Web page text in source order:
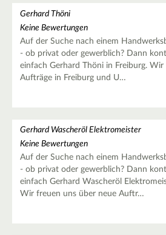
Gerhard Thöni
Keine Bewertungen
Auf der Suche nach einem
- ob privat oder gewerblich? Dann
einfach Gerhard Thöni in Freiburg.
Aufträge in Freiburg und U…
Gerhard Wascheröl Elektromeister
Keine Bewertungen
Auf der Suche nach einem
- ob privat oder gewerblich? Dann
einfach Gerhard Wascheröl
Wir freuen uns über neue Auftr…